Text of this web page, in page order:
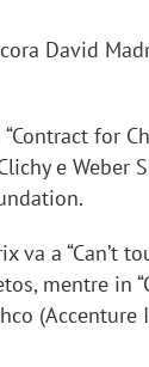
David
for
e Weber
va a “Can’t
mentre in